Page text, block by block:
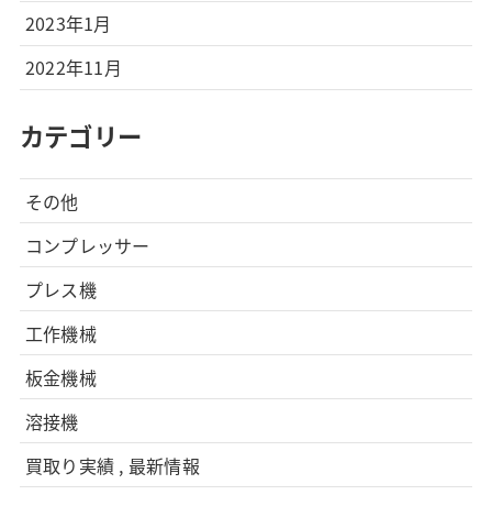
2023年1月
2022年11月
カテゴリー
その他
コンプレッサー
プレス機
工作機械
板金機械
溶接機
買取り実績 , 最新情報